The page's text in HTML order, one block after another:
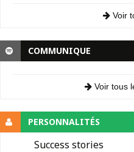
Voir
COMMUNIQUE
Voir tous
PERSONNALITÉS
Success stories